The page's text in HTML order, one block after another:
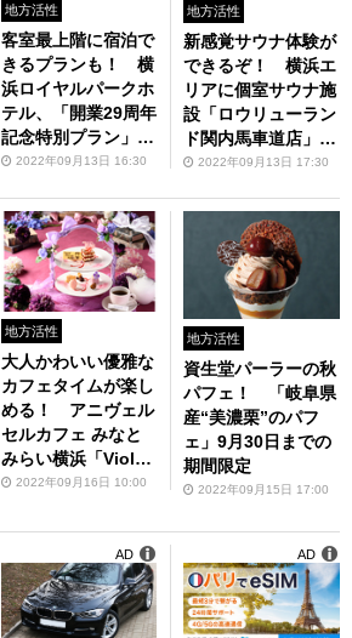
地方活性
客室最上階に宿泊で
きるプランも！ 横
浜ロイヤルパークホ
テル、「開業29周年
記念特別プラン」を
提供2022年09月13日 16:30
地方活性
新感覚サウナ体験が
できるぞ！ 横浜エ
リアに個室サウナ施
設「ロウリューラン
ド関内馬車道店」が
オープン
2022年09月13日 17:30
地方活性
大人かわいい優雅な
カフェタイムが楽し
める！ アニヴェル
セルカフェ みなと
みらい横浜「Violet
Flower Holic」を開
2022年09月16日 10:00
地方活性
資生堂パーラーの秋
パフェ！ 「岐阜県
産“美濃栗”のパフ
ェ」9月30日までの
期間限定
2022年09月15日 17:00
AD AD